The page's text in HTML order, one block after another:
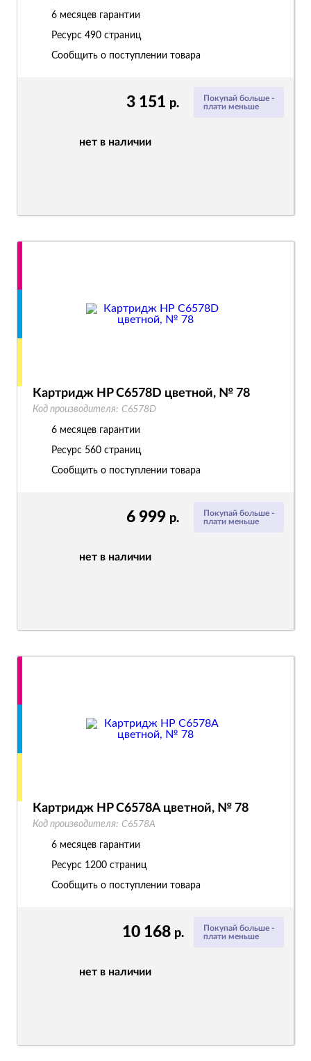
Покупай больше -
плати меньше
3 151 р.
нет в наличии
6 месяцев гарантии
Ресурс 490 страниц
Сообщить о поступлении товара
Покупай больше -
плати меньше
6 999 р.
нет в наличии
Картридж HP C6578D цветной, № 78
Код производителя: C6578D
6 месяцев гарантии
Ресурс 560 страниц
Сообщить о поступлении товара
Покупай больше -
плати меньше
10 168 р.
нет в наличии
Картридж HP C6578A цветной, № 78
Код производителя: C6578A
6 месяцев гарантии
Ресурс 1200 страниц
Сообщить о поступлении товара